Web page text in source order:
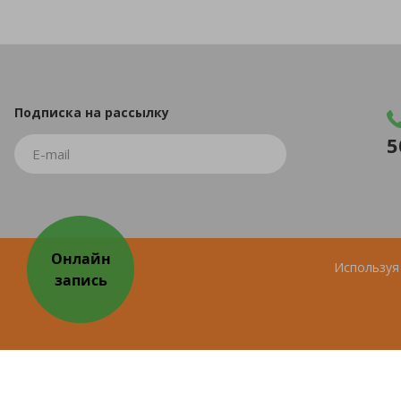
Подписка на рассылку
© 2026 Все права защищены.
ИМЕЮТСЯ